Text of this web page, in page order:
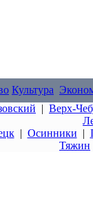
Культура
| Верх-
| Осинники |
Тяжин